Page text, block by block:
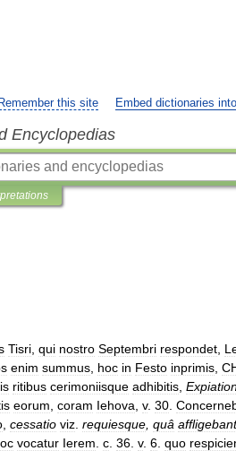
Remember this site Embed dictionaries
Encyclopedias
Tisri qui nostro Septembri respondet
enim summus hoc in Festo inprimis
ritibus cerimoniisque adhibitis
eorum coram Iehova v. 30
cessatio viz requiesque quâ affligebant
vocatur Ierem c 36 v. 6 quo